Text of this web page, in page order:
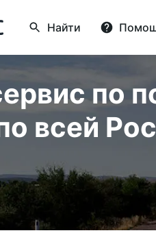
Найти
по
всей